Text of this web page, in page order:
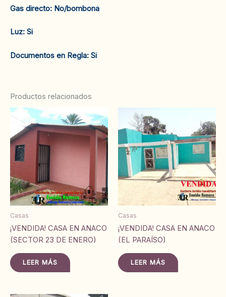
‌Gas directo: No/bombona
‌Luz: Si
‌‌Documentos en Regla: Si
Productos relacionados
Casas
¡VENDIDA! CASA EN ANACO
(SECTOR 23 DE ENERO)
LEER MÁS
Casas
¡VENDIDA! CASA EN ANACO
(EL PARAÍSO)
LEER MÁS